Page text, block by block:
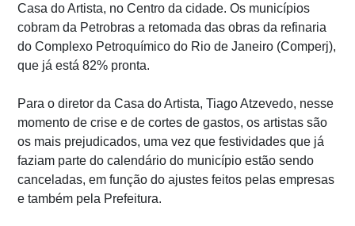
Casa do Artista, no Centro da cidade. Os municípios
cobram da Petrobras a retomada das obras da refinaria
do Complexo Petroquímico do Rio de Janeiro (Comperj),
que já está 82% pronta.
Para o diretor da Casa do Artista, Tiago Atzevedo, nesse
momento de crise e de cortes de gastos, os artistas são
os mais prejudicados, uma vez que festividades que já
faziam parte do calendário do município estão sendo
canceladas, em função do ajustes feitos pelas empresas
e também pela Prefeitura.